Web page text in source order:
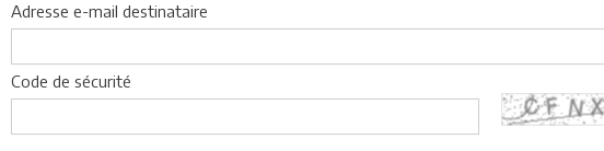
Adresse e-mail destinataire
Code de sécurité